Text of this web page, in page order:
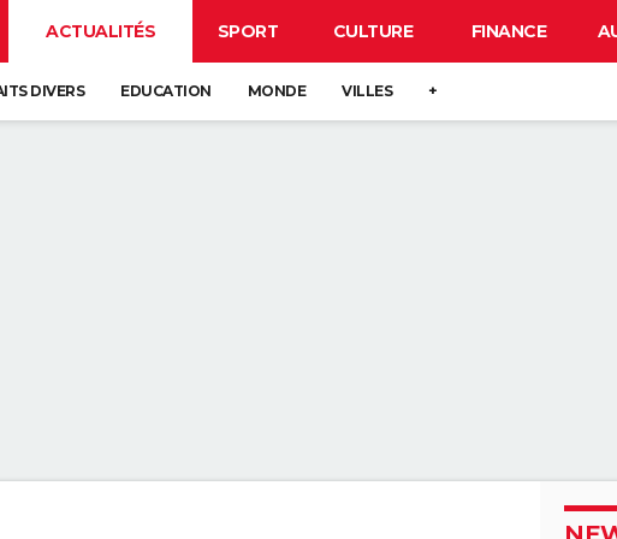
ACTUALITÉS SPORT CULTURE FINANCE
DIVERS EDUCATION MONDE VILLES +